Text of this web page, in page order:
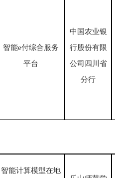
智能e付综合服务
平台
中国农业银
行股份有限
公司四川省
分行
智能计算模型在地